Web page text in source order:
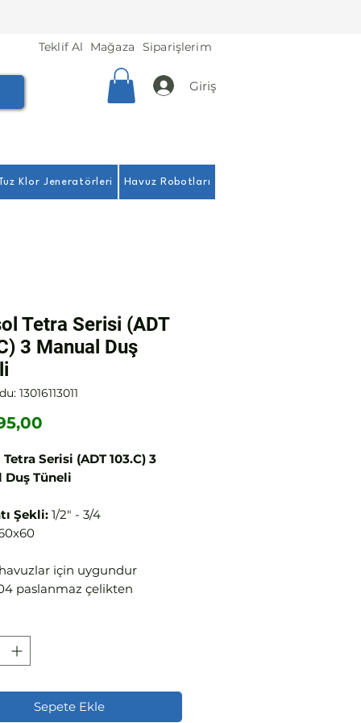
Teklif Al Mağaza Siparişlerim
Giriş
Klor Jeneratörleri Havuz Robotları
Tetra Serisi (ADT
3 Manual Duş
13016113011
Serisi (ADT 103.C) 3
Duş Tüneli
Şekli: 1/2" - 3/4
havuzlar için uygundur
paslanmaz çelikten
5 duş başlığı seçeneği
Sepete Ekle